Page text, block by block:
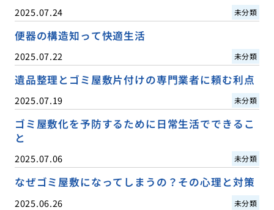
2025.07.24 未分類
便器の構造知って快適生活
2025.07.22 未分類
遺品整理とゴミ屋敷片付けの専門業者に頼む利点
2025.07.19 未分類
ゴミ屋敷化を予防するために日常生活でできるこ
と
2025.07.06 未分類
なぜゴミ屋敷になってしまうの？その心理と対策
2025.06.26 未分類